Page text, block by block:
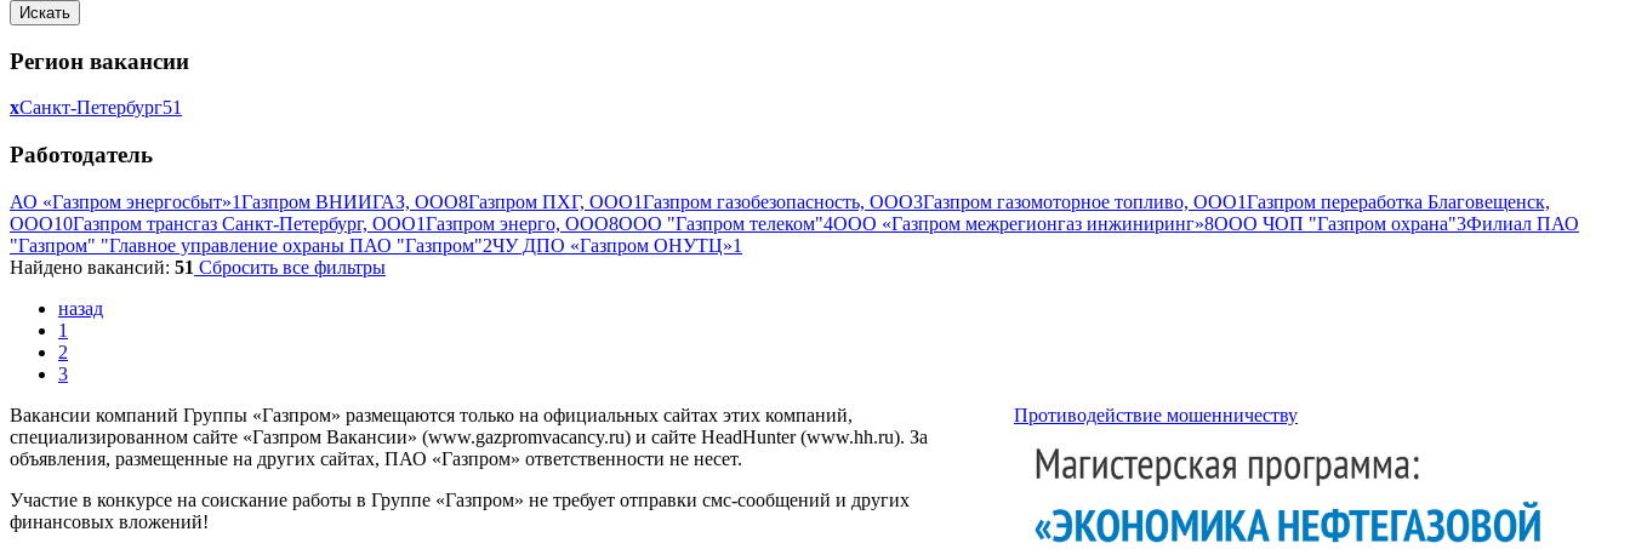
Регион вакансии
xСанкт-Петербург51
Работодатель
АО «Газпром энергосбыт»1Газпром ВНИИГАЗ, ООО8Газпром ПХГ, ООО1Газпром газобезопасность, ООО3Газпром газомоторное топливо, ООО1Газпром переработка Благовещенск,
ООО10Газпром трансгаз Санкт-Петербург, ООО1Газпром энерго, ООО8ООО "Газпром телеком"4ООО «Газпром межрегионгаз инжиниринг»8ООО ЧОП "Газпром охрана"3Филиал ПАО
"Газпром" "Главное управление охраны ПАО "Газпром"2ЧУ ДПО «Газпром ОНУТЦ»1
Найдено вакансий: 51 Сбросить все фильтры
назад
1
2
3
Противодействие мошенничеству
Вакансии компаний Группы «Газпром» размещаются только на официальных сайтах этих компаний,
специализированном сайте «Газпром Вакансии» (www.gazpromvacancy.ru) и сайте HeadHunter (www.hh.ru). За
объявления, размещенные на других сайтах, ПАО «Газпром» ответственности не несет.
Участие в конкурсе на соискание работы в Группе «Газпром» не требует отправки смс-сообщений и других
финансовых вложений!